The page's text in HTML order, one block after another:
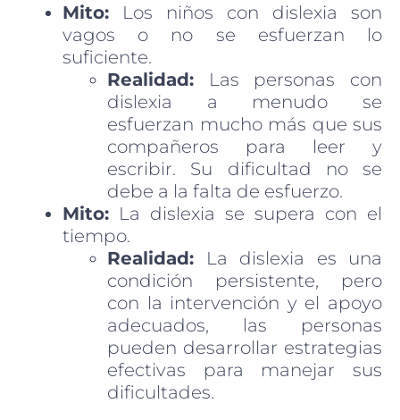
Mito: Los niños con dislexia son
vagos o no se esfuerzan lo
suficiente.
Realidad: Las personas con
dislexia a menudo se
esfuerzan mucho más que sus
compañeros para leer y
escribir. Su dificultad no se
debe a la falta de esfuerzo.
Mito: La dislexia se supera con el
tiempo.
Realidad: La dislexia es una
condición persistente, pero
con la intervención y el apoyo
adecuados, las personas
pueden desarrollar estrategias
efectivas para manejar sus
dificultades.